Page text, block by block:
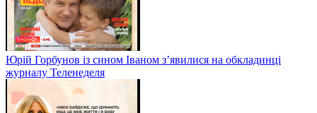
Юрій Горбунов із сином Іваном з’явилися на обкладинці
журналу Теленеделя